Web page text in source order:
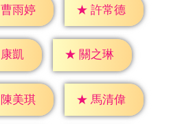
曹雨婷 ★ 許常德
康凱 ★ 關之琳
陳美琪 ★ 馬清偉